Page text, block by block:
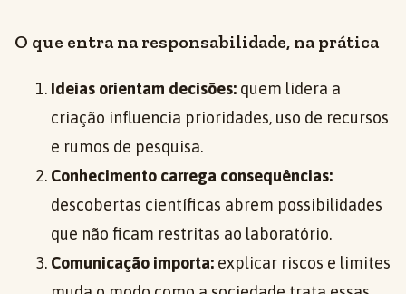
O que entra na responsabilidade, na prática
Ideias orientam decisões: quem lidera a
criação influencia prioridades, uso de recursos
e rumos de pesquisa.
Conhecimento carrega consequências:
descobertas científicas abrem possibilidades
que não ficam restritas ao laboratório.
Comunicação importa: explicar riscos e limites